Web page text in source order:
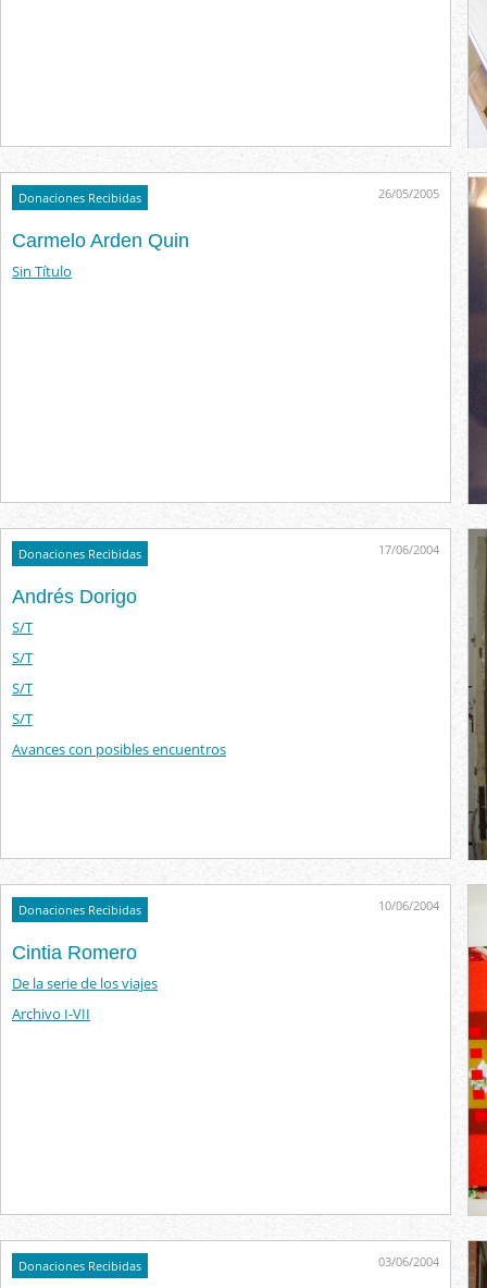
Donaciones Recibidas 26/05/2005
Carmelo Arden Quin
Sin Título
Donaciones Recibidas 17/06/2004
Andrés Dorigo
S/T
S/T
S/T
S/T
Avances con posibles encuentros
Donaciones Recibidas 10/06/2004
Cintia Romero
De la serie de los viajes
Archivo I-VII
Donaciones Recibidas 03/06/2004